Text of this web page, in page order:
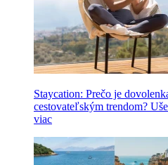
Staycation: Prečo je
cestovateľským trendom?
viac